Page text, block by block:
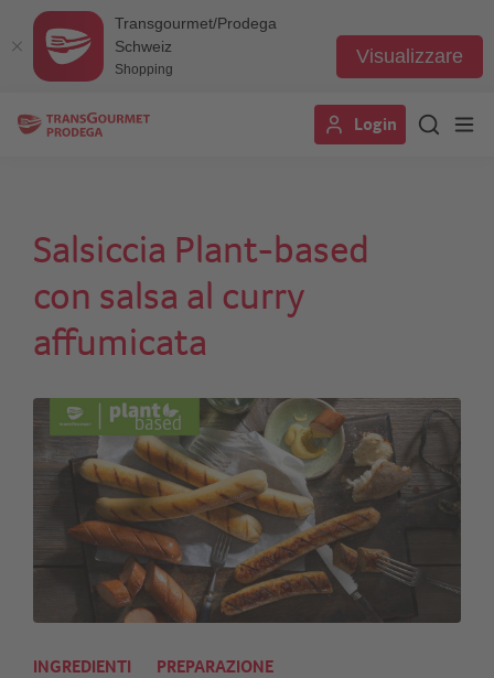
Transgourmet/Prodega
Schweiz
Shopping
Visualizzare
Login
Salsiccia Plant-based
con salsa al curry
affumicata
INGREDIENTI PREPARAZIONE